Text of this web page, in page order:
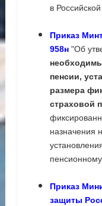
в
Приказ
958н "Об
пенсии,
размера
страховой
назначения
Приказ
защиты